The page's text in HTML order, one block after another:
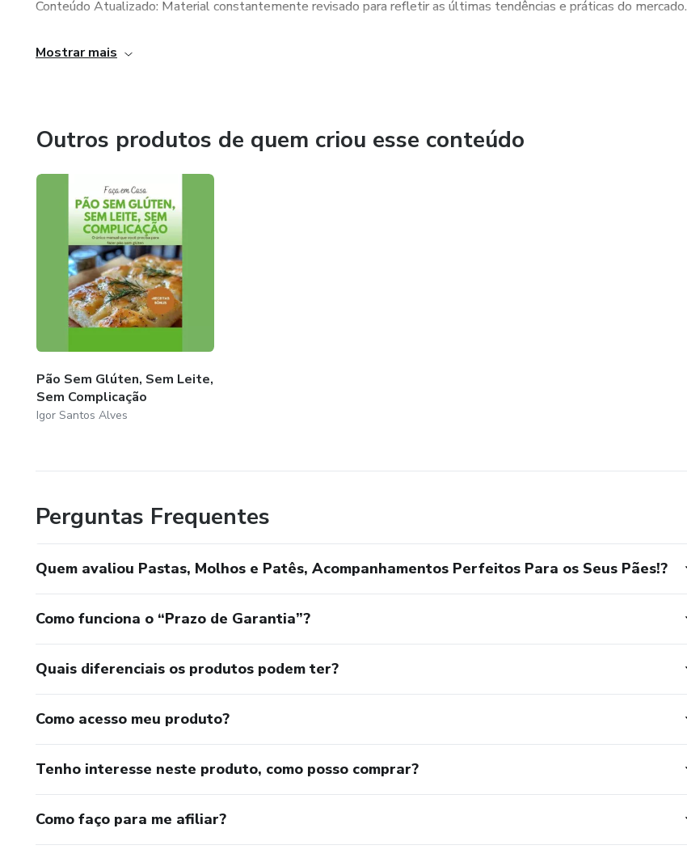
Conteúdo Atualizado: Material constantemente revisado para refletir as últimas tendências e práticas do mercado.
Suporte Especializado: Nossa equipe está disponível para responder a todas as suas dúvidas e garantir que você
Mostrar mais
Outros produtos de quem criou esse conteúdo
Pão Sem Glúten, Sem Leite,
Sem Complicação
Igor Santos Alves
Perguntas Frequentes
Quem avaliou Pastas, Molhos e Patês, Acompanhamentos Perfeitos Para os Seus Pães!?
Como funciona o “Prazo de Garantia”?
Quais diferenciais os produtos podem ter?
Como acesso meu produto?
Tenho interesse neste produto, como posso comprar?
Como faço para me afiliar?